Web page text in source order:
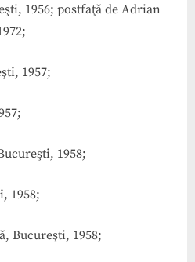
1956; postfaţă de Adrian
1957;
1958;
1958;
Bucureşti, 1958;